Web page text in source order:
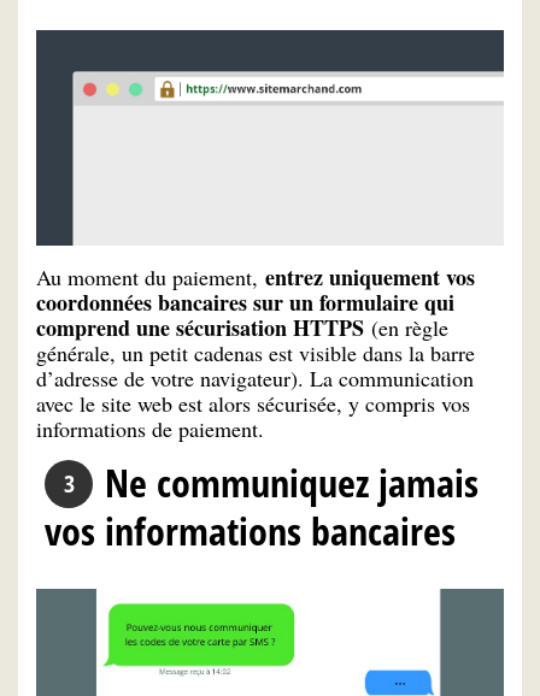
Au moment du paiement, entrez uniquement vos
coordonnées bancaires sur un formulaire qui
comprend une sécurisation HTTPS (en règle
générale, un petit cadenas est visible dans la barre
d’adresse de votre navigateur). La communication
avec le site web est alors sécurisée, y compris vos
informations de paiement.
Ne communiquez jamais
vos informations bancaires